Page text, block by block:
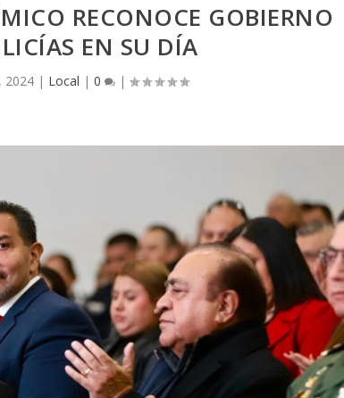
RECONOCE GOBIERNO
EN SU DÍA
2024| Local | 0 |